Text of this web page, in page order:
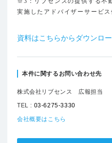
実施したアドバイザーサービ
資料はこちらからダウンロ
本件に関するお問い合わせ先
株式会社リブセンス 広報担当
TEL : 03-6275-3330
会社概要はこちら